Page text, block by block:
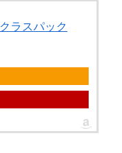
ラスパック